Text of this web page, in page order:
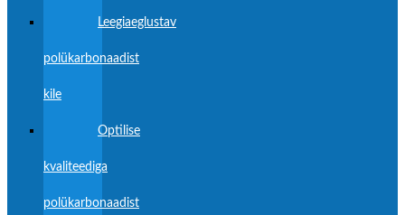
Leegiaeglustav
polükarbonaadist
kile
Optilise
kvaliteediga
polükarbonaadist